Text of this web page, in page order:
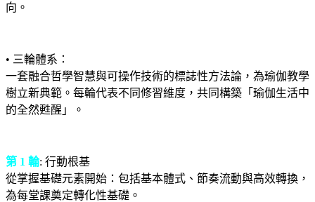
向。
• 三輪體系：
一套融合哲學智慧與可操作技術的標誌性方法論，為瑜伽教學
樹立新典範。每輪代表不同修習維度，共同構築「瑜伽生活中
的全然甦醒」。
第 1 輪: 行動根基
從掌握基礎元素開始：包括基本體式、節奏流動與高效轉換，
為每堂課奠定轉化性基礎。